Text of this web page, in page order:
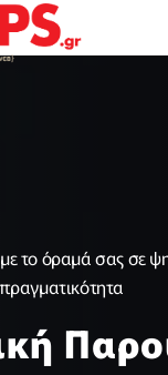
το όραμά σας σε
πραγματικότητα